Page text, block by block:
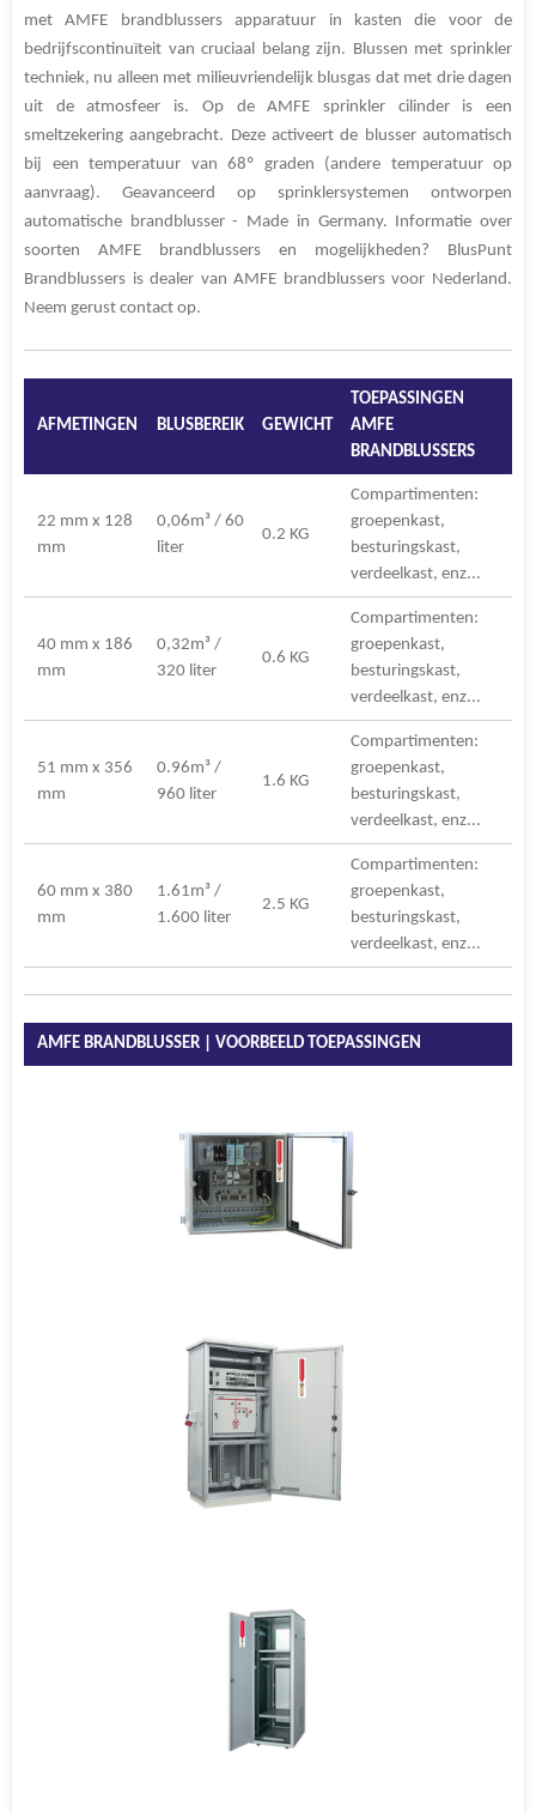
met AMFE brandblussers apparatuur in kasten die voor de
bedrijfscontinuïteit van cruciaal belang zijn. Blussen met sprinkler
techniek, nu alleen met milieuvriendelijk blusgas dat met drie dagen
uit de atmosfeer is. Op de AMFE sprinkler cilinder is een
smeltzekering aangebracht. Deze activeert de blusser automatisch
bij een temperatuur van 68º graden (andere temperatuur op
aanvraag). Geavanceerd op sprinklersystemen ontworpen
automatische brandblusser - Made in Germany. Informatie over
soorten AMFE brandblussers en mogelijkheden? BlusPunt
Brandblussers is dealer van AMFE brandblussers voor Nederland.
Neem gerust contact op.
AFMETINGEN BLUSBEREIK GEWICHT
TOEPASSINGEN
AMFE
BRANDBLUSSERS
22 mm x 128
mm
0,06m³ / 60
liter
0.2 KG
Compartimenten:
groepenkast,
besturingskast,
verdeelkast, enz...
40 mm x 186
mm
0,32m³ /
320 liter
0.6 KG
Compartimenten:
groepenkast,
besturingskast,
verdeelkast, enz...
51 mm x 356
mm
0.96m³ /
960 liter
1.6 KG
Compartimenten:
groepenkast,
besturingskast,
verdeelkast, enz...
60 mm x 380
mm
1.61m³ /
1.600 liter
2.5 KG
Compartimenten:
groepenkast,
besturingskast,
verdeelkast, enz...
AMFE BRANDBLUSSER | VOORBEELD TOEPASSINGEN